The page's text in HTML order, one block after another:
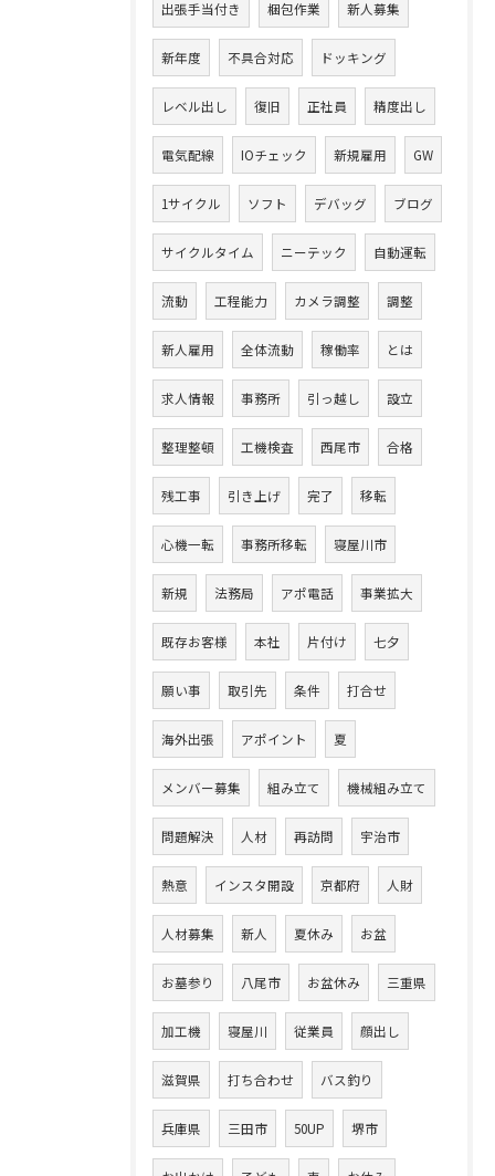
出張手当付き 梱包作業 新人募集
新年度 不具合対応 ドッキング
レベル出し 復旧 正社員 精度出し
電気配線 IOチェック 新規雇用 GW
1サイクル ソフト デバッグ ブログ
サイクルタイム ニーテック 自動運転
流動 工程能力 カメラ調整 調整
新人雇用 全体流動 稼働率 とは
求人情報 事務所 引っ越し 設立
整理整頓 工機検査 西尾市 合格
残工事 引き上げ 完了 移転
心機一転 事務所移転 寝屋川市
新規 法務局 アポ電話 事業拡大
既存お客様 本社 片付け 七夕
願い事 取引先 条件 打合せ
海外出張 アポイント 夏
メンバー募集 組み立て 機械組み立て
問題解決 人材 再訪問 宇治市
熱意 インスタ開設 京都府 人財
人材募集 新人 夏休み お盆
お墓参り 八尾市 お盆休み 三重県
加工機 寝屋川 従業員 顔出し
滋賀県 打ち合わせ バス釣り
兵庫県 三田市 50UP 堺市